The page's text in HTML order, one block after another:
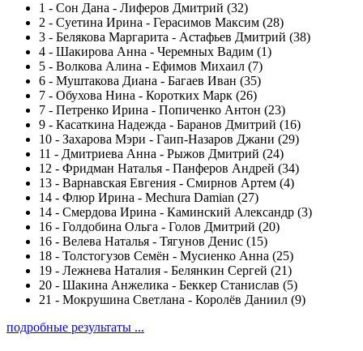
1 - Сон Дана - Лиферов Дмитрий (32)
2 - Суетина Ирина - Герасимов Максим (28)
3 - Белякова Маргарита - Астафьев Дмитрий (38)
4 - Шакирова Анна - Черемных Вадим (1)
5 - Волкова Алина - Ефимов Михаил (7)
6 - Муштакова Диана - Багаев Иван (35)
7 - Обухова Нина - Коротких Марк (26)
7 - Петренко Ирина - Попиченко Антон (23)
9 - Касаткина Надежда - Баранов Дмитрий (16)
10 - Захарова Мэри - Гаип-Назаров Джани (29)
11 - Дмитриева Анна - Рыжов Дмитрий (24)
12 - Фридман Наталья - Панферов Андрей (34)
13 - Варнавская Евгения - Смирнов Артем (4)
14 - Флюр Ирина - Mechura Damian (27)
14 - Смердова Ирина - Каминский Александр (3)
16 - Голдобина Ольга - Голов Дмитрий (20)
16 - Велева Наталья - Тягунов Денис (15)
18 - Толстогузов Семён - Мусиенко Анна (25)
19 - Лежнева Наталия - Белянкин Сергей (21)
20 - Шакина Анжелика - Беккер Станислав (5)
21 - Мокрушина Светлана - Королёв Даниил (9)
подробные результаты ...